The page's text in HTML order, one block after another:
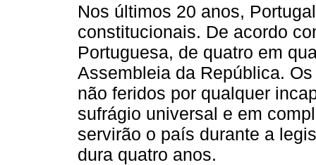
Nos últimos 20 anos,
constitucionais. De acordo
Portuguesa, de quatro em
Assembleia da República.
não feridos por qualquer
sufrágio universal e em
servirão o país durante a
dura quatro anos.